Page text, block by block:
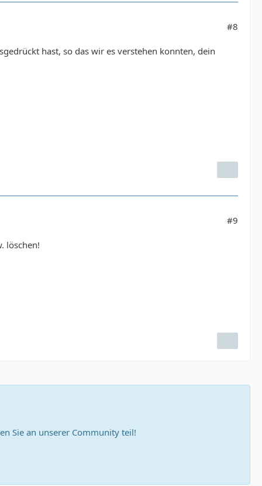
#8
hast, so das wir es verstehen konnten, dein
#9
löschen!
Sie an unserer Community teil!